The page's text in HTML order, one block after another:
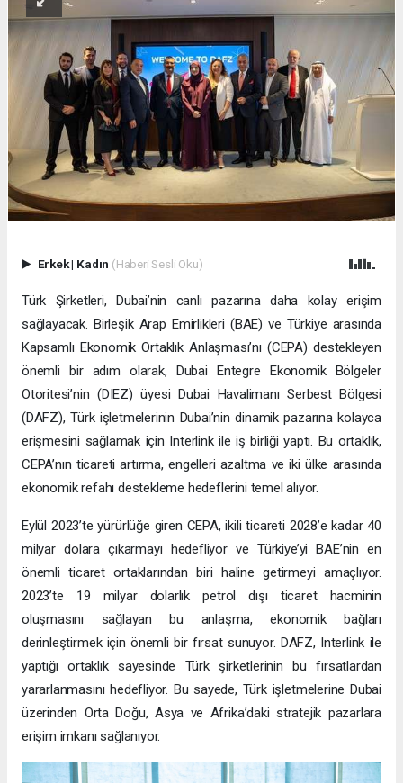
Erkek| Kadın (Haberi Sesli Oku)
Türk Şirketleri, Dubai’nin canlı pazarına daha kolay erişim
sağlayacak. Birleşik Arap Emirlikleri (BAE) ve Türkiye arasında
Kapsamlı Ekonomik Ortaklık Anlaşması’nı (CEPA) destekleyen
önemli bir adım olarak, Dubai Entegre Ekonomik Bölgeler
Otoritesi’nin (DIEZ) üyesi Dubai Havalimanı Serbest Bölgesi
(DAFZ), Türk işletmelerinin Dubai’nin dinamik pazarına kolayca
erişmesini sağlamak için Interlink ile iş birliği yaptı. Bu ortaklık,
CEPA’nın ticareti artırma, engelleri azaltma ve iki ülke arasında
ekonomik refahı destekleme hedeflerini temel alıyor.
Eylül 2023’te yürürlüğe giren CEPA, ikili ticareti 2028’e kadar 40
milyar dolara çıkarmayı hedefliyor ve Türkiye’yi BAE’nin en
önemli ticaret ortaklarından biri haline getirmeyi amaçlıyor.
2023’te 19 milyar dolarlık petrol dışı ticaret hacminin
oluşmasını sağlayan bu anlaşma, ekonomik bağları
derinleştirmek için önemli bir fırsat sunuyor. DAFZ, Interlink ile
yaptığı ortaklık sayesinde Türk şirketlerinin bu fırsatlardan
yararlanmasını hedefliyor. Bu sayede, Türk işletmelerine Dubai
üzerinden Orta Doğu, Asya ve Afrika’daki stratejik pazarlara
erişim imkanı sağlanıyor.